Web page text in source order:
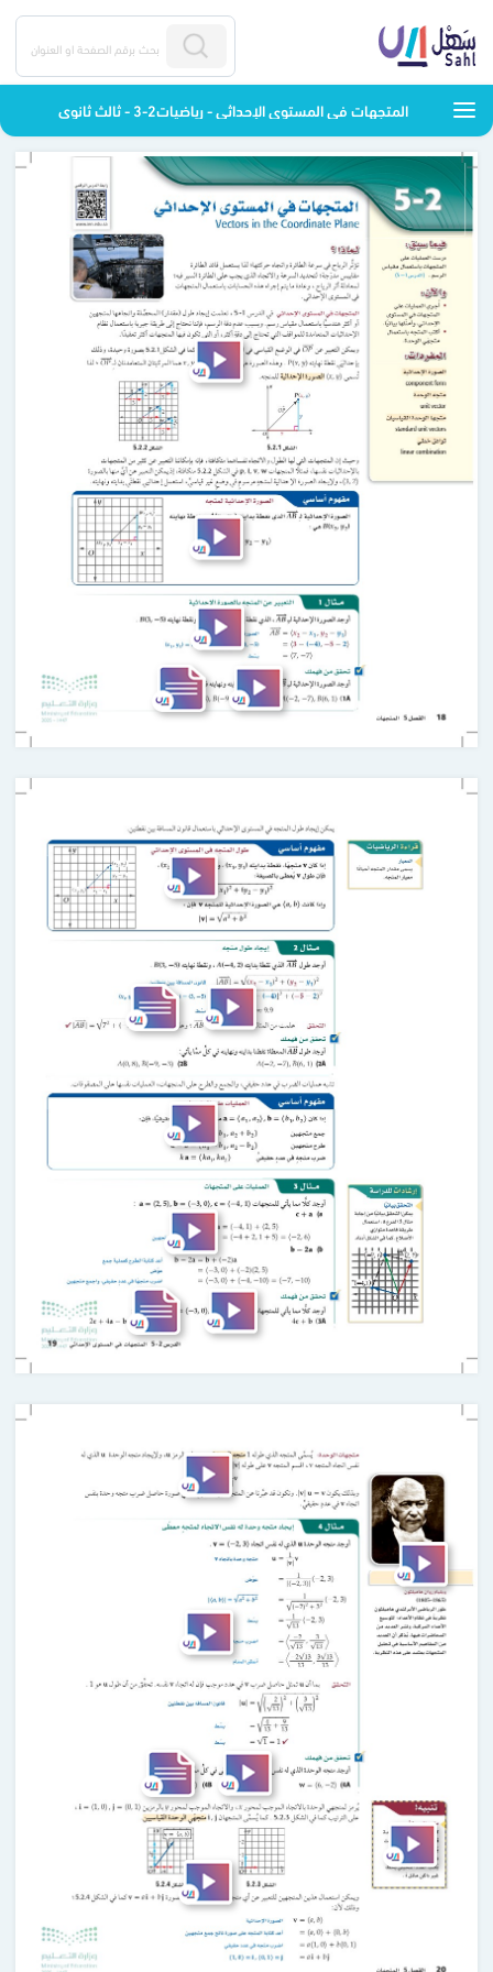
المتجهات في المستوى الإحداثي - رياضيات2-3 - ثالث ثانوي